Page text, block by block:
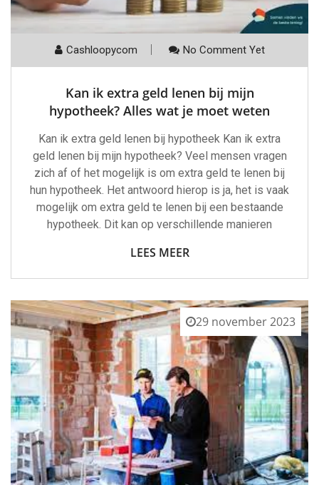
Cashloopycom No Comment Yet
Kan ik extra geld lenen bij mijn
hypotheek? Alles wat je moet weten
Kan ik extra geld lenen bij hypotheek Kan ik extra
geld lenen bij mijn hypotheek? Veel mensen vragen
zich af of het mogelijk is om extra geld te lenen bij
hun hypotheek. Het antwoord hierop is ja, het is vaak
mogelijk om extra geld te lenen bij een bestaande
hypotheek. Dit kan op verschillende manieren
LEES MEER
29 november 2023